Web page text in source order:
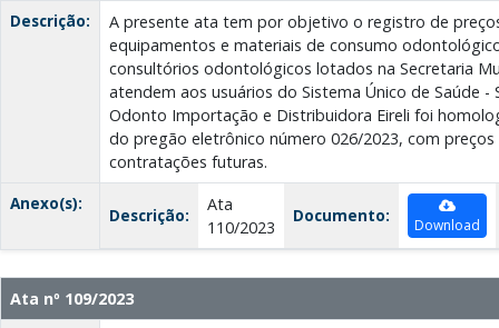
Descrição:
A presente ata tem por objetivo o registro de
equipamentos e materiais de consumo
consultórios odontológicos lotados na Secretaria
atendem aos usuários do Sistema Único de Saúde -
Odonto Importação e Distribuidora Eireli foi
do pregão eletrônico número 026/2023, com
contratações futuras.
Anexo(s):
Descrição:
Ata
110/2023
Documento: Download
Ata nº 109/2023